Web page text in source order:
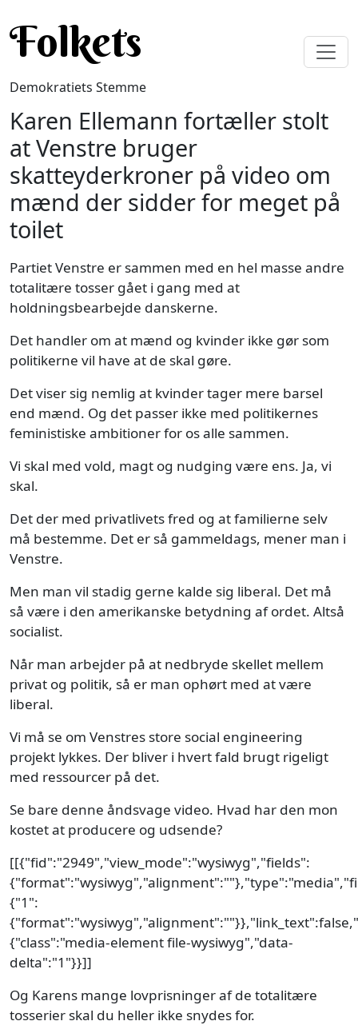
Folkets
Demokratiets Stemme
Karen Ellemann fortæller stolt
at Venstre bruger
skatteyderkroner på video om
mænd der sidder for meget på
toilet
Partiet Venstre er sammen med en hel masse andre
totalitære tosser gået i gang med at
holdningsbearbejde danskerne.
Det handler om at mænd og kvinder ikke gør som
politikerne vil have at de skal gøre.
Det viser sig nemlig at kvinder tager mere barsel
end mænd. Og det passer ikke med politikernes
feministiske ambitioner for os alle sammen.
Vi skal med vold, magt og nudging være ens. Ja, vi
skal.
Det der med privatlivets fred og at familierne selv
må bestemme. Det er så gammeldags, mener man i
Venstre.
Men man vil stadig gerne kalde sig liberal. Det må
så være i den amerikanske betydning af ordet. Altså
socialist.
Når man arbejder på at nedbryde skellet mellem
privat og politik, så er man ophørt med at være
liberal.
Vi må se om Venstres store social engineering
projekt lykkes. Der bliver i hvert fald brugt rigeligt
med ressourcer på det.
Se bare denne åndsvage video. Hvad har den mon
kostet at producere og udsende?
[[{"fid":"2949","view_mode":"wysiwyg","fields":
{"1":
{"class":"media-element file-wysiwyg","data-
delta":"1"}}]]
Og Karens mange lovprisninger af de totalitære
tosserier skal du heller ikke snydes for.